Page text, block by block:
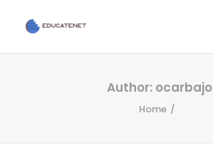
Author: ocarbajo
Home